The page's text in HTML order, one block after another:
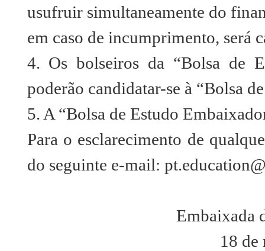
usufruir simultaneamente do
em caso de incumprimento, será
4. Os bolseiros da “Bolsa de
poderão candidatar-se à “Bolsa
5. A “Bolsa de Estudo
Para o esclarecimento de
do seguinte e-mail:
Embaixada
18 de